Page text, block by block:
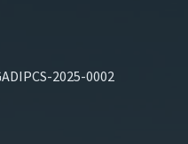
2025-0002